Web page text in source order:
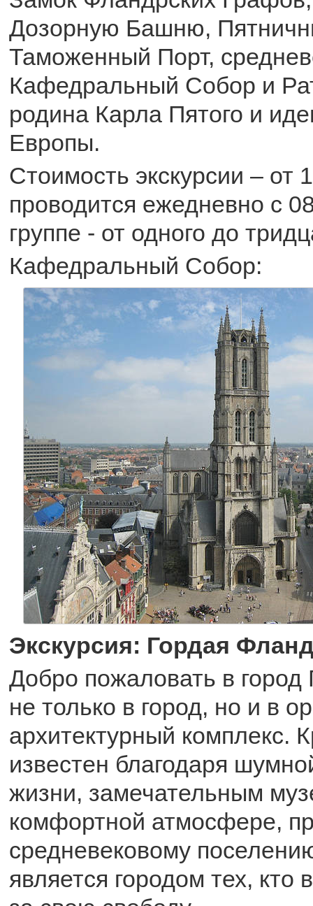
Дозорную Башню,
Таможенный Порт,
Кафедральный Собор и
родина Карла Пятого и
Европы.
Стоимость экскурсии – от
проводится ежедневно с
группе - от одного до
Кафедральный Собор:
Экскурсия: Гордая
Добро пожаловать в город
не только в город, но и в
архитектурный комплекс.
известен благодаря
жизни, замечательным
комфортной атмосфере,
средневековому
является городом тех, кто